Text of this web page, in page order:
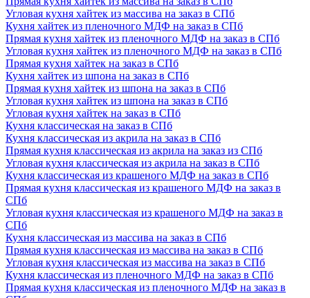
Угловая кухня хайтек из массива на заказ в СПб
Кухня хайтек из пленочного МДФ на заказ в СПб
Прямая кухня хайтек из пленочного МДФ на заказ в СПб
Угловая кухня хайтек из пленочного МДФ на заказ в СПб
Прямая кухня хайтек на заказ в СПб
Кухня хайтек из шпона на заказ в СПб
Прямая кухня хайтек из шпона на заказ в СПб
Угловая кухня хайтек из шпона на заказ в СПб
Угловая кухня хайтек на заказ в СПб
Кухня классическая на заказ в СПб
Кухня классическая из акрила на заказ в СПб
Прямая кухня классическая из акрила на заказ из СПб
Угловая кухня классическая из акрила на заказ в СПб
Кухня классическая из крашеного МДФ на заказ в СПб
Прямая кухня классическая из крашеного МДФ на заказ в
СПб
Угловая кухня классическая из крашеного МДФ на заказ в
СПб
Кухня классическая из массива на заказ в СПб
Прямая кухня классическая из массива на заказ в СПб
Угловая кухня классическая из массива на заказ в СПб
Кухня классическая из пленочного МДФ на заказ в СПб
Прямая кухня классическая из пленочного МДФ на заказ в